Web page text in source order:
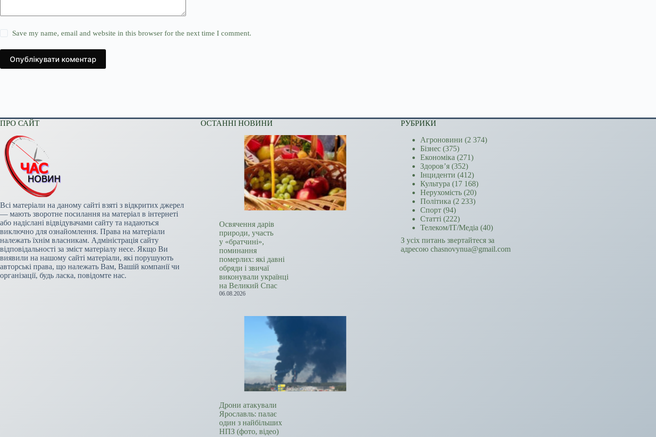
Save my name, email and website in this browser for the next time I comment.
Опублікувати коментар
ПРО САЙТ
Всі матеріали на даному сайті взяті з відкритих джерел
— мають зворотне посилання на матеріал в інтернеті
або надіслані відвідувачами сайту та надаються
виключно для ознайомлення. Права на матеріали
належать їхнім власникам. Адміністрація сайту
відповідальності за зміст матеріалу несе. Якщо Ви
виявили на нашому сайті матеріали, які порушують
авторські права, що належать Вам, Вашій компанії чи
організації, будь ласка, повідомте нас.
ОСТАННІ НОВИНИ
Освячення дарів
природи, участь
у «братчині»,
поминання
померлих: які давні
обряди і звичаї
виконували українці
на Великий Спас
06.08.2026
Дрони атакували
Ярославль: палає
один з найбільших
НПЗ (фото, відео)
РУБРИКИ
Агроновини (2 374)
Бізнес (375)
Економіка (271)
Здоров’я (352)
Інциденти (412)
Культура (17 168)
Нерухомість (20)
Політика (2 233)
Спорт (94)
Статті (222)
Телеком/ІТ/Медіа (40)
З усіх питань звертайтеся за
адресою chasnovynua@gmail.com